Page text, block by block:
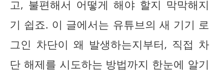
고, 불편해서 어떻게 해야 할지 막막해지
기 쉽죠. 이 글에서는 유튜브의 새 기기 로
그인 차단이 왜 발생하는지부터, 직접 차
단 해제를 시도하는 방법까지 한눈에 알기